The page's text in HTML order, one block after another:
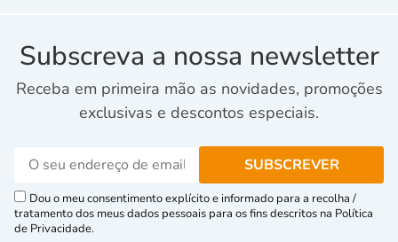
Subscreva a nossa newsletter
Receba em primeira mão as novidades, promoções
exclusivas e descontos especiais.
Dou o meu consentimento explícito e informado para a recolha /
tratamento dos meus dados pessoais para os fins descritos na Política
de Privacidade.